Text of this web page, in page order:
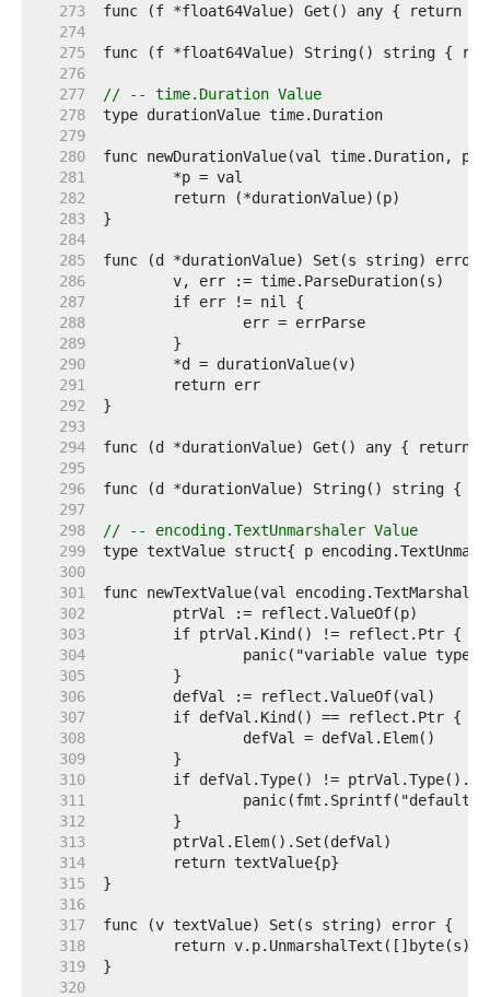
   273
   274
   275
   276
   277
// -- time.Duration Value
   278
   279
   280
   281
   282
   283
   284
   285
   286
   287
   288
   289
   290
   291
   292
   293
   294
   295
   296
   297
   298
// -- encoding.TextUnmarshaler Value
   299
   300
   301
   302
   303
   304
   305
   306
   307
   308
   309
   310
   311
   312
   313
   314
   315
   316
   317
   318
   319
   320